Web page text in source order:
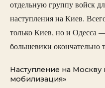
отдельную группу войск
наступления на Киев.
только Киев, но и Одесса
большевики окончательно
Наступление на Москву
мобилизация»